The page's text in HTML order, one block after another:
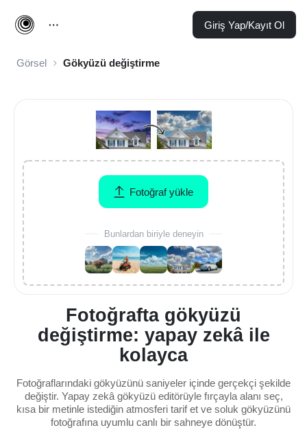
Giriş Yap/Kayıt Ol
Görsel Gökyüzü değiştirme
Fotoğrafta gökyüzü
değiştirme: yapay zekâ ile
kolayca
Fotoğraflarındaki gökyüzünü saniyeler içinde gerçekçi şekilde
değiştir. Yapay zekâ gökyüzü editörüyle fırçayla alanı seç,
kısa bir metinle istediğin atmosferi tarif et ve soluk gökyüzünü
fotoğrafına uyumlu canlı bir sahneye dönüştür.
Fotoğraf yükle
Bunlardan biriyle deneyin